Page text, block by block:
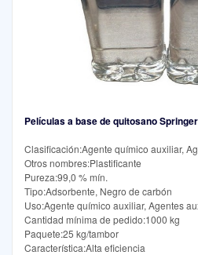
Películas a base de quitosano
Clasificación:Agente químico auxiliar,
Otros nombres:Plastificante
Pureza:99,0 % mín.
Tipo:Adsorbente, Negro de carbón
Uso:Agente químico auxiliar, Agentes
Cantidad mínima de pedido:1000 kg
Paquete:25 kg/tambor
Característica:Alta eficiencia